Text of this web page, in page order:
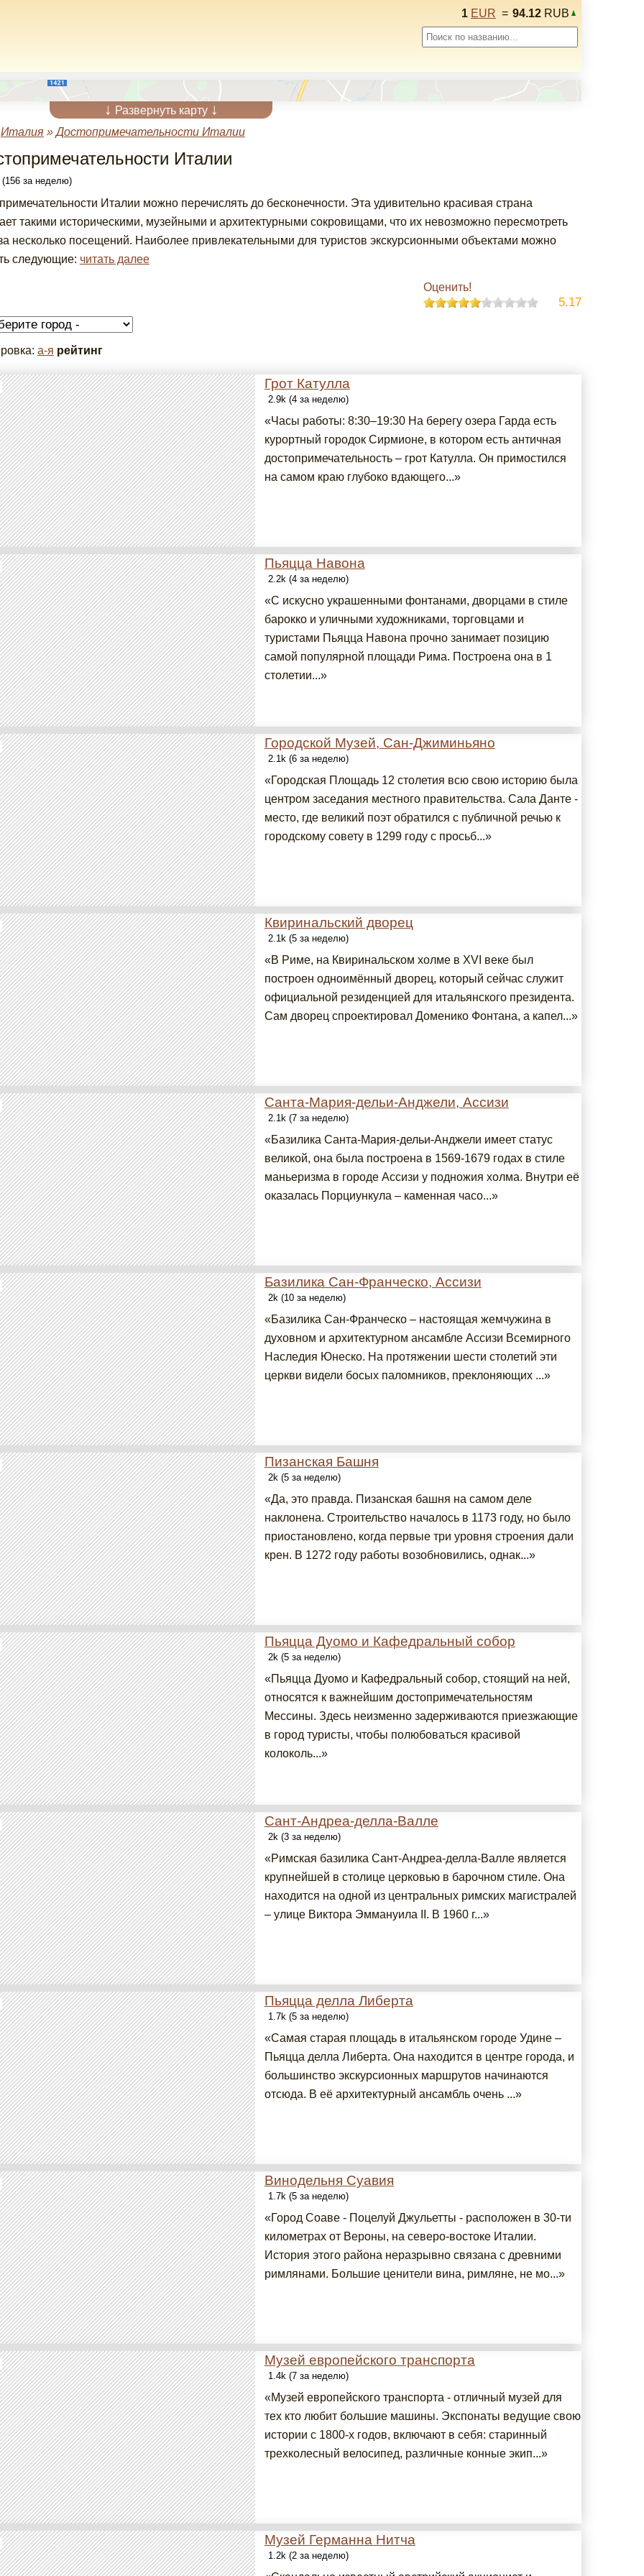
1 EUR = 94.12 RUB
↓ Развернуть карту ↓
Италия»Достопримечательности Италии
Италии
за неделю)
Италии можно перечислять до бесконечности. Эта удивительно красивая страна
такими историческими, музейными и архитектурными сокровищами, что их невозможно пересмотреть
несколько посещений. Наиболее привлекательными для туристов экскурсионными объектами можно
следующие: читать далее
Оценить!
5.17
а-я рейтинг
Грот Катулла
2.9k (4 за неделю)
«Часы работы: 8:30–19:30 На берегу озера Гарда есть
курортный городок Сирмионе, в котором есть античная
достопримечательность – грот Катулла. Он примостился
на самом краю глубоко вдающего...»
Пьяцца Навона
2.2k (4 за неделю)
«С искусно украшенными фонтанами, дворцами в стиле
барокко и уличными художниками, торговцами и
туристами Пьяцца Навона прочно занимает позицию
самой популярной площади Рима. Построена она в 1
столетии...»
Городской Музей, Сан-Джиминьяно
2.1k (6 за неделю)
«Городская Площадь 12 столетия всю свою историю была
центром заседания местного правительства. Сала Данте -
место, где великий поэт обратился с публичной речью к
городскому совету в 1299 году с просьб...»
Квиринальский дворец
2.1k (5 за неделю)
«В Риме, на Квиринальском холме в XVI веке был
построен одноимённый дворец, который сейчас служит
официальной резиденцией для итальянского президента.
Сам дворец спроектировал Доменико Фонтана, а капел...»
Санта-Мария-дельи-Анджели, Ассизи
2.1k (7 за неделю)
«Базилика Санта-Мария-дельи-Анджели имеет статус
великой, она была построена в 1569-1679 годах в стиле
маньеризма в городе Ассизи у подножия холма. Внутри её
оказалась Порциункула – каменная часо...»
Базилика Сан-Франческо, Ассизи
2k (10 за неделю)
«Базилика Сан-Франческо – настоящая жемчужина в
духовном и архитектурном ансамбле Ассизи Всемирного
Наследия Юнеско. На протяжении шести столетий эти
церкви видели босых паломников, преклоняющих ...»
Пизанская Башня
2k (5 за неделю)
«Да, это правда. Пизанская башня на самом деле
наклонена. Строительство началось в 1173 году, но было
приостановлено, когда первые три уровня строения дали
крен. В 1272 году работы возобновились, однак...»
Пьяцца Дуомо и Кафедральный собор
2k (5 за неделю)
«Пьяцца Дуомо и Кафедральный собор, стоящий на ней,
относятся к важнейшим достопримечательностям
Мессины. Здесь неизменно задерживаются приезжающие
в город туристы, чтобы полюбоваться красивой
колоколь...»
Сант-Андреа-делла-Валле
2k (3 за неделю)
«Римская базилика Сант-Андреа-делла-Валле является
крупнейшей в столице церковью в барочном стиле. Она
находится на одной из центральных римских магистралей
– улице Виктора Эммануила II. В 1960 г...»
Пьяцца делла Либерта
1.7k (5 за неделю)
«Самая старая площадь в итальянском городе Удине –
Пьяцца делла Либерта. Она находится в центре города, и
большинство экскурсионных маршрутов начинаются
отсюда. В её архитектурный ансамбль очень ...»
Винодельня Суавия
1.7k (5 за неделю)
«Город Соаве - Поцелуй Джульетты - расположен в 30-ти
километрах от Вероны, на северо-востоке Италии.
История этого района неразрывно связана с древними
римлянами. Большие ценители вина, римляне, не мо...»
Музей европейского транспорта
1.4k (7 за неделю)
«Музей европейского транспорта - отличный музей для
тех кто любит большие машины. Экспонаты ведущие свою
истории с 1800-х годов, включают в себя: старинный
трехколесный велосипед, различные конные экип...»
Музей Германна Нитча
1.2k (2 за неделю)